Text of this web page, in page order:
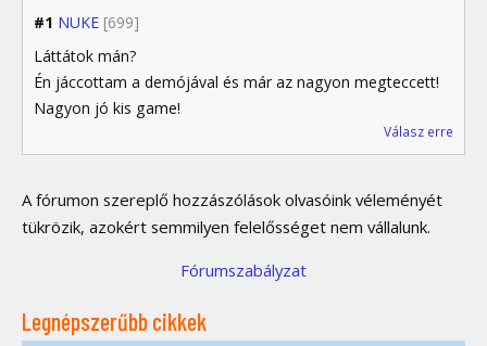
#1 NUKE [699]
Láttátok mán?
Én jáccottam a demójával és már az nagyon megteccett!
Nagyon jó kis game!
Válasz erre
A fórumon szereplő hozzászólások olvasóink véleményét
tükrözik, azokért semmilyen felelősséget nem vállalunk.
Fórumszabályzat
Legnépszerűbb cikkek